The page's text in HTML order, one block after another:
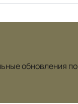
обновления по